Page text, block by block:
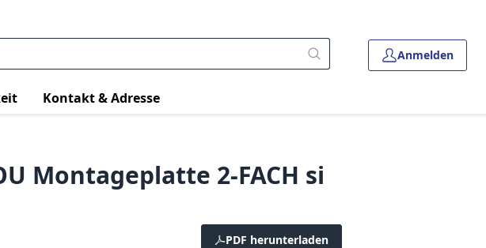
Anmelden
Kontakt & Adresse
Montageplatte 2-FACH si
PDF herunterladen